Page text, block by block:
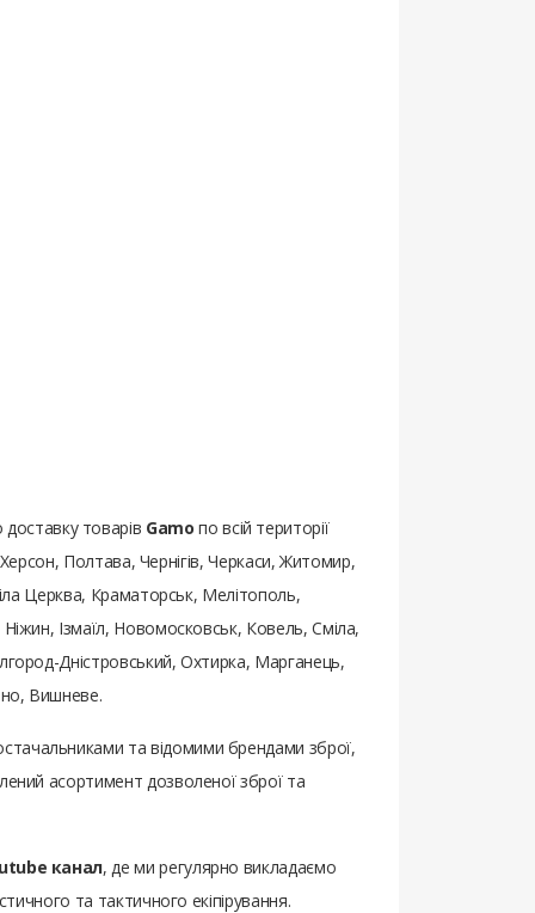
товарів Gamo по всій території
Полтава, Чернігів, Черкаси, Житомир,
Церква, Краматорськ, Мелітополь,
Ізмаїл, Новомосковськ, Ковель, Сміла,
Дністровський, Охтирка, Марганець,
Вишневе.
та відомими брендами зброї,
асортимент дозволеної зброї та
канал, де ми регулярно викладаємо
та тактичного екіпірування.